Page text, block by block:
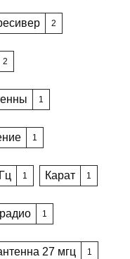
2
2
1
1
1 Карат 1
радио 1
27 мгц 1